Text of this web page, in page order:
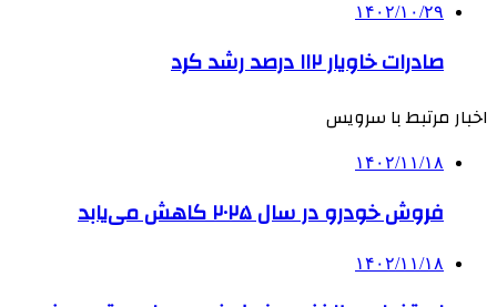
۱۴۰۲/۱۰/۲۹
صادرات خاویار ۱۱۲ درصد رشد کرد
اخبار مرتبط با سرویس
۱۴۰۲/۱۱/۱۸
فروش خودرو در سال ۲۰۲۵ کاهش می‌یابد
۱۴۰۲/۱۱/۱۸